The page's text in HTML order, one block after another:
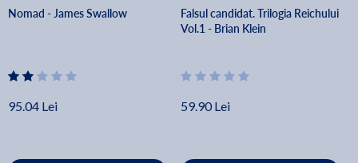
Nomad - James Swallow
95.04 Lei
Falsul candidat. Trilogia Reichului
Vol.1 - Brian Klein
59.90 Lei